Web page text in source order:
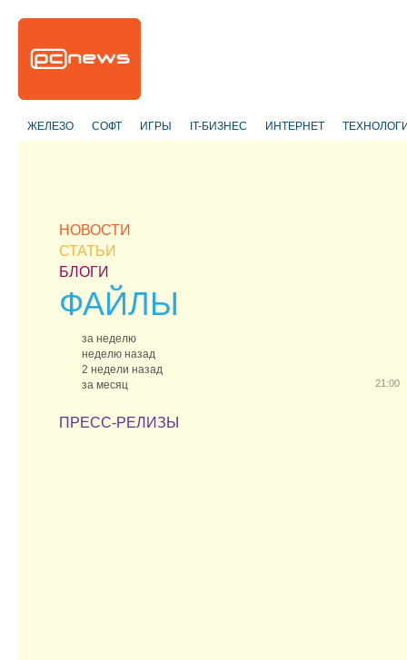
ЖЕЛЕЗО СОФТ ИГРЫ IT-БИЗНЕС ИНТЕРНЕТ
НОВОСТИ
СТАТЬИ
БЛОГИ
ФАЙЛЫ
за неделю
неделю назад
2 недели назад
за месяц
ПРЕСС-РЕЛИЗЫ
21:00